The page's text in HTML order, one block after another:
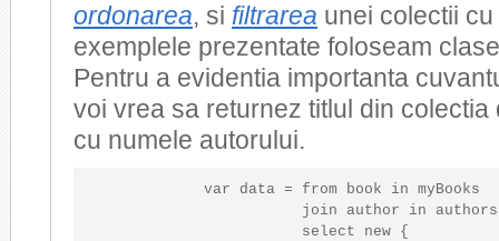
ordonarea, si filtrarea unei colectii
exemplele prezentate foloseam
Pentru a evidentia importanta
voi vrea sa returnez titlul din colectia
cu numele autorului.
var data = from book in myBooks
                       join author
in
                       select
new {